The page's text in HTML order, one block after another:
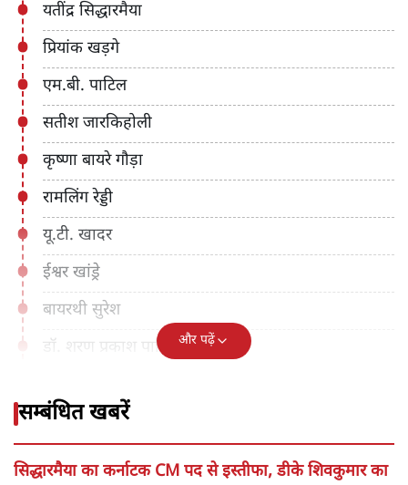
यतींद्र सिद्धारमैया
प्रियांक खड़गे
एम.बी. पाटिल
सतीश जारकिहोली
कृष्णा बायरे गौड़ा
रामलिंग रेड्डी
यू.टी. खादर
ईश्वर खांड्रे
बायरथी सुरेश
डॉ. शरण प्रकाश पाटिल
और पढ़ें
सम्बंधित खबरें
सिद्धारमैया का कर्नाटक CM पद से इस्तीफा, डीके शिवकुमार का